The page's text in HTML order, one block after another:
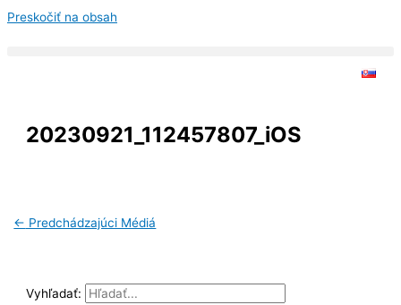
Preskočiť na obsah
20230921_112457807_iOS
← Predchádzajúci Médiá
Vyhľadať: